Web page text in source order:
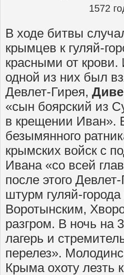
1572
В ходе битвы
крымцев к гуляй-
красными от
одной из них был
Девлет-Гирея,
«сын боярский из
в крещении Иван».
безымянного
крымских войск с
Ивана «со всей
после этого
штурм гуляй-
Воротынским,
разгром. В ночь на
лагерь и
перелез».
Крыма охоту лезть